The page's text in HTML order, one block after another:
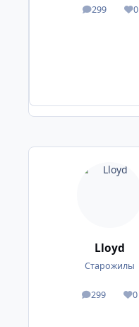
299
посты 0
Lloyd
Старожилы
299
посты 0